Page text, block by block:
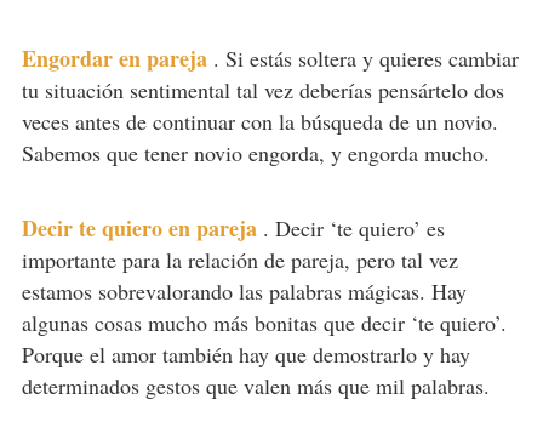
Engordar en pareja . Si estás soltera y quieres cambiar
tu situación sentimental tal vez deberías pensártelo dos
veces antes de continuar con la búsqueda de un novio.
Sabemos que tener novio engorda, y engorda mucho.
Decir te quiero en pareja . Decir ‘te quiero’ es
importante para la relación de pareja, pero tal vez
estamos sobrevalorando las palabras mágicas. Hay
algunas cosas mucho más bonitas que decir ‘te quiero’.
Porque el amor también hay que demostrarlo y hay
determinados gestos que valen más que mil palabras.